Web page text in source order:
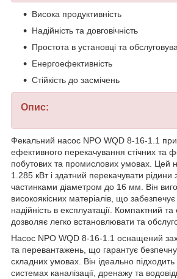
Висока продуктивність
Надійність та довговічність
Простота в установці та
Енергоефективність
Стійкість до засмічень
Опис:
Фекальний насос NPO WQD 8-16-1.1
ефективного перекачування стічних та
побутових та промислових умовах. Цей
1.285 кВт і здатний перекачувати рідини
частинками діаметром до 16 мм. Він
високоякісних матеріалів, що забезпечує
надійність в експлуатації. Компактний
дозволяє легко встановлювати та
Насос NPO WQD 8-16-1.1 оснащений
та перевантажень, що гарантує безпечну
складних умовах. Він ідеально
системах каналізації, дренажу та